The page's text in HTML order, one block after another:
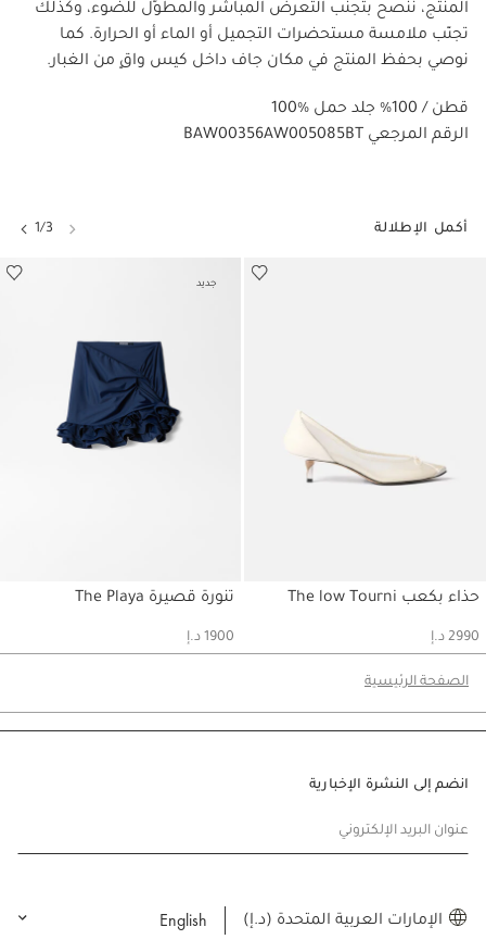
المنتج، ننصح بتجنب التعرض المباشر والمطوّل للضوء، وكذلك
تجنّب ملامسة مستحضرات التجميل أو الماء أو الحرارة. كما
نوصي بحفظ المنتج في مكان جاف داخل كيس واقٍ من الغبار.
100% قطن / 100% جلد حمل
BAW00356AW005085BT الرقم المرجعي
أكمل الإطلالة
حذاء بكعب The low Tourni
حسابي
2990 د.إ
جديد
تنورة قصيرة The Playa
حسابي
1900 د.إ
1/3
الصفحة الرئيسية
انضم إلى النشرة الإخبارية
عنوان البريد الإلكتروني
الإمارات العربية المتحدة (د.إ) English